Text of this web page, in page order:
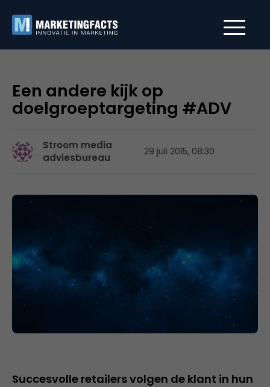
Een andere kijk op
doelgroeptargeting #ADV
Stroom media
adviesbureau
29 juli 2015, 08:30
Succesvolle retailers volgen de klant in hun